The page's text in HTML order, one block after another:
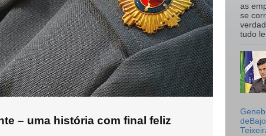
– uma história com final feliz
as
se
tudo